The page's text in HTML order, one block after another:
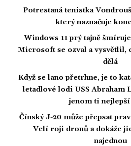
Potrestaná tenistka
který naznačuje
Windows 11 prý tajně
Microsoft se ozval a vysvětlil,
dělá
Když se lano přetrhne, je to
letadlové lodi USS Abraham
jenom ti
Čínský J-20 může přepsat
Velí roji dronů a dokáže
najednou